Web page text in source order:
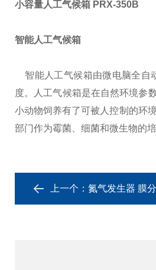
小容量人工气候箱 PRX-350B
智能人工气候箱
智能人工气候箱由微电脑全自
度。人工气候箱是在自然环境参
小动物饲养有了可被人控制的环境
部门作为霉菌、细菌和微生物的
上一个： 氮气发生器 膜